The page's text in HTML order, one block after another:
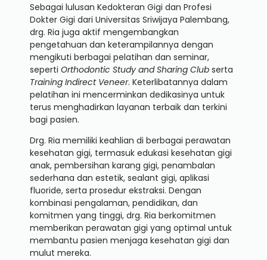
Sebagai lulusan Kedokteran Gigi dan Profesi
Dokter Gigi dari Universitas Sriwijaya Palembang,
drg. Ria juga aktif mengembangkan
pengetahuan dan keterampilannya dengan
mengikuti berbagai pelatihan dan seminar,
seperti Orthodontic Study and Sharing Club serta
Training Indirect Veneer. Keterlibatannya dalam
pelatihan ini mencerminkan dedikasinya untuk
terus menghadirkan layanan terbaik dan terkini
bagi pasien.
Drg. Ria memiliki keahlian di berbagai perawatan
kesehatan gigi, termasuk edukasi kesehatan gigi
anak, pembersihan karang gigi, penambalan
sederhana dan estetik, sealant gigi, aplikasi
fluoride, serta prosedur ekstraksi. Dengan
kombinasi pengalaman, pendidikan, dan
komitmen yang tinggi, drg. Ria berkomitmen
memberikan perawatan gigi yang optimal untuk
membantu pasien menjaga kesehatan gigi dan
mulut mereka.